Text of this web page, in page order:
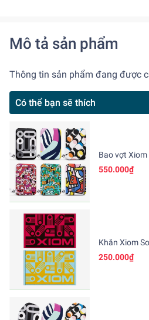
Mô tả sản phẩm
Thông tin sản phẩm đang được
Có thể bạn sẽ thích
Bao vợt
550.000₫
Khăn Xiom
250.000₫